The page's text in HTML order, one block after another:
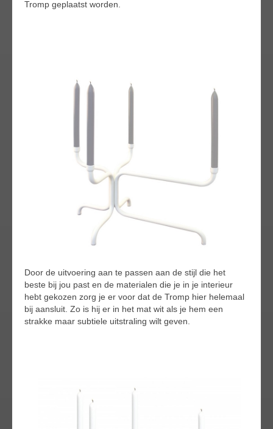
Tromp geplaatst worden.
Door de uitvoering aan te passen aan de stijl die het
beste bij jou past en de materialen die je in je interieur
hebt gekozen zorg je er voor dat de Tromp hier helemaal
bij aansluit. Zo is hij er in het mat wit als je hem een
strakke maar subtiele uitstraling wilt geven.